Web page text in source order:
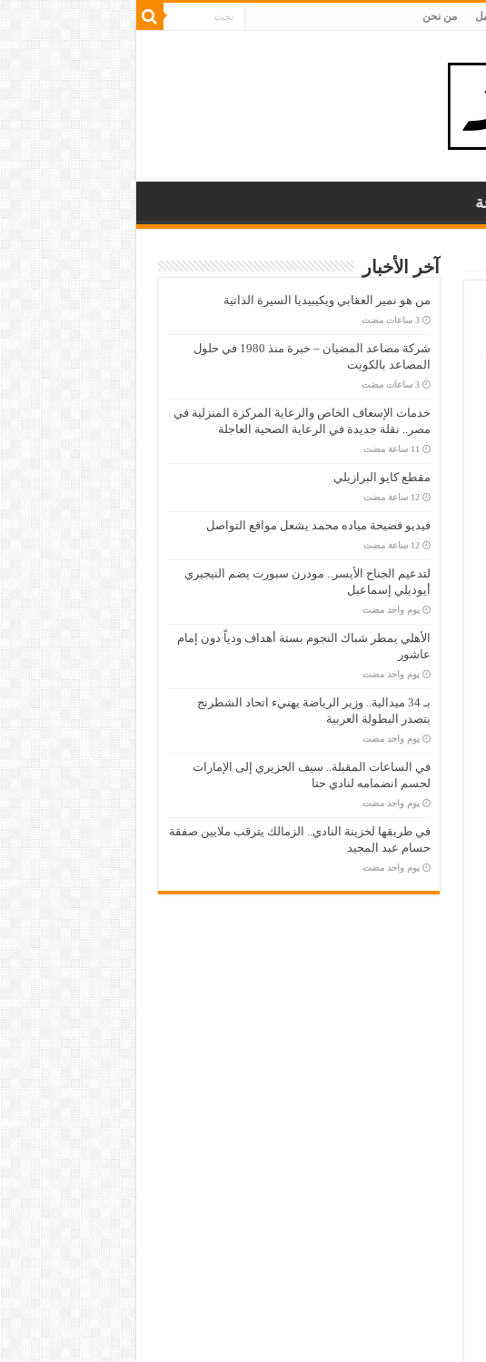
من نحن
آخر الأخبار
من هو نمير العقابي ويكيبيديا السيرة الذاتية
‏3 ساعات مضت
شركة مصاعد المضيان – خبرة منذ 1980 في حلول
المصاعد بالكويت
‏3 ساعات مضت
خدمات الإسعاف الخاص والرعاية المركزة المنزلية في
مصر.. نقلة جديدة في الرعاية الصحية العاجلة
مقطع كايو البرازيلي
‏12 ساعة مضت
فيديو فضيحة مياده محمد يشعل مواقع التواصل
‏12 ساعة مضت
لتدعيم الجناح الأيسر.. مودرن سبورت يضم النيجيري
أيوديلي إسماعيل
‏يوم واحد مضت
الأهلي يمطر شباك النجوم بستة أهداف ودياً دون إمام
عاشور
‏يوم واحد مضت
بـ 34 ميدالية.. وزير الرياضة يهنيء اتحاد الشطرنج
بتصدر البطولة العربية
‏يوم واحد مضت
في الساعات المقبلة.. سيف الجزيري إلى الإمارات
لحسم انضمامه لنادي حتا
‏يوم واحد مضت
في طريقها لخزينة النادي.. الزمالك يترقب ملايين صفقة
حسام عبد المجيد
‏يوم واحد مضت